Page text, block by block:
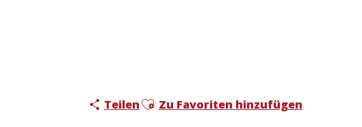
TeilenAjouter aux favoris
Zu Favoriten hinzufügen